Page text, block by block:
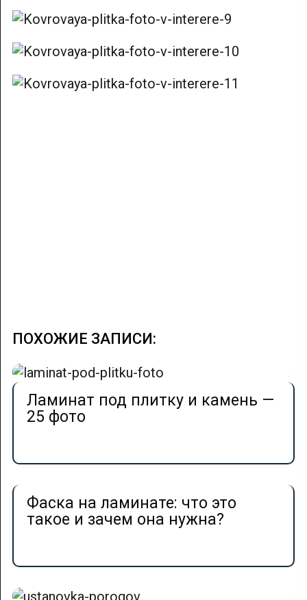
ПОХОЖИЕ ЗАПИСИ:
Ламинат под плитку и камень —
25 фото
Фаска на ламинате: что это
такое и зачем она нужна?